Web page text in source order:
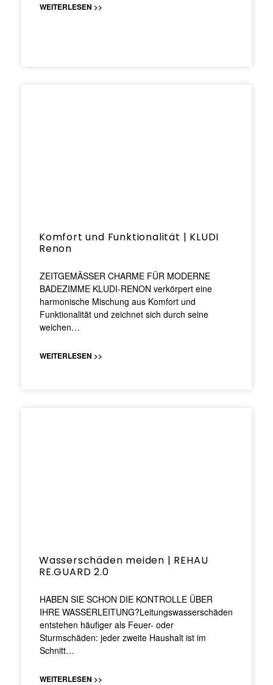
WEITERLESEN >>
Komfort und Funktionalität | KLUDI
Renon
ZEITGEMÄSSER CHARME FÜR MODERNE
BADEZIMME KLUDI-RENON verkörpert eine
harmonische Mischung aus Komfort und
Funktionalität und zeichnet sich durch seine
weichen…
WEITERLESEN >>
Wasserschäden meiden | REHAU
RE.GUARD 2.0
HABEN SIE SCHON DIE KONTROLLE ÜBER
IHRE WASSERLEITUNG?Leitungswasserschäden
entstehen häufiger als Feuer- oder
Sturmschäden: jeder zweite Haushalt ist im
Schnitt…
WEITERLESEN >>